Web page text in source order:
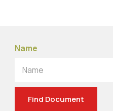
Name
Name
Find Document